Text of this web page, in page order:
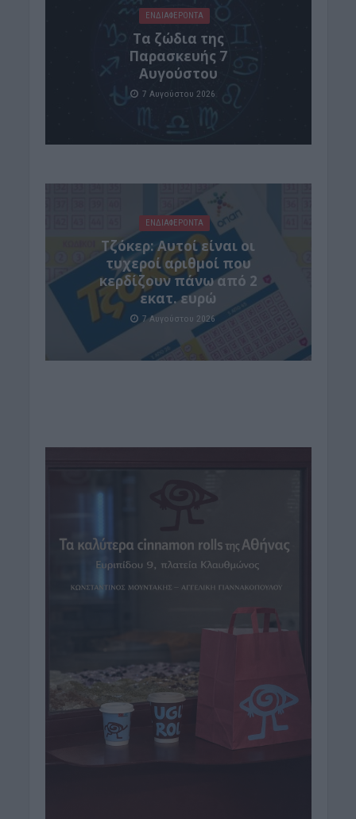
ΕΝΔΙΑΦΕΡΟΝΤΑ
Tα ζώδια της
Παρασκευής 7
Αυγούστου
7 Αυγούστου 2026
ΕΝΔΙΑΦΕΡΟΝΤΑ
Τζόκερ: Αυτοί είναι οι
τυχεροί αριθμοί που
κερδίζουν πάνω από 2
εκατ. ευρώ
7 Αυγούστου 2026